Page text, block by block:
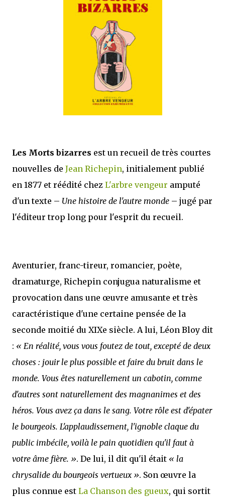
mettre sous tous les yeux. C'est cela...
Les Morts bizarres est un recueil de très courtes
nouvelles de Jean Richepin, initialement publié
en 1877 et réédité chez L'arbre vengeur amputé
d'un texte – Une histoire de l'autre monde – jugé par
l'éditeur trop long pour l'esprit du recueil.
Aventurier, franc-tireur, romancier, poète,
dramaturge, Richepin conjugua naturalisme et
provocation dans une œuvre amusante et très
caractéristique d'une certaine pensée de la
seconde moitié du XIXe siècle. A lui, Léon Bloy dit
: « En réalité, vous vous foutez de tout, excepté de deux
choses : jouir le plus possible et faire du bruit dans le
monde. Vous êtes naturellement un cabotin, comme
d'autres sont naturellement des magnanimes et des
héros. Vous avez ça dans le sang. Votre rôle est d'épater
le bourgeois. L'applaudissement, l'ignoble claque du
public imbécile, voilà le pain quotidien qu'il faut à
votre âme fière. ». De lui, il dit qu'il était « la
chrysalide du bourgeois vertueux ». Son œuvre la
plus connue est La Chanson des gueux, qui sortit